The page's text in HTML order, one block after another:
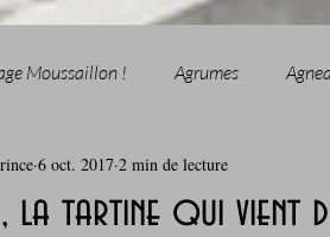
Moussaillon ! Agrumes
Breakfast c'est la rentrée !
la tartine qui vient
6 oct. 2017 2 min de lecture